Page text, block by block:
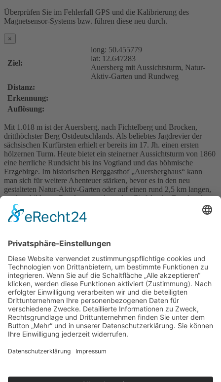
Überprüfen Sie im Fehlerfall GPS und die Kalibrierung des
Magnetsensor-Systems bzw. führen diese neu durch.
×
Ziel:
long: 50.455779
lat: 12.647283
Auersberg mit Aussichtsturm, Natur-
Aktiv-Garten und Rundweg
Distanz:
Erkennung:
Auflösung:
Mit 1.018 m ist der Auersberg, nach Fichtelberg und Brocken,
dritthöchster Berg Ostdeutschlands. Als beliebtes Jagdrevier der
sächsischen Kurfürsten erhielt er bereits im 17. Jh. einen ersten
hölzernen Turm. Heute bietet ein steinerner Aussichtsturm von 1860
eine herrliche Rundsicht bis ins Vogtland und das böhmische
Erzgebirge. Im historischen Berggasthof „Auersberghaus“ kann
man sich für weitere Abenteuer stärken, bevor es in den neu
gestalteten Natur-Aktiv-Garten oder auf einen rund 2,5 km langen,
gut beschilderten Rundweg rund um den Gipfel geht. Das Areal
unterhalb des Auersbergplateaus wurde zu einem Natur-Aktiv-
Garten umgestaltet. Hier können große und kleine Abenteurer an
verschiedenen Stationen ihre Geschicklichkeit und ihren Teamgeist
nebenbei gibt’s viel Spaß und Bewegung an der frischen Luft hoch
Bildquelle: Stadtverwaltung Eibenstock/S. Schlesinger
Für Kurzentschlossene
Ganz einfach sachsenweit eine Unterkunft finden: Über den Button
unten gelangen Sie direkt zum Buchungsportal der Tourismus
Marketing Gesellschaft Sachsen.
»Neue Suche